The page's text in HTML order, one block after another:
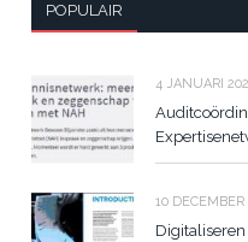
POPULAIR
4 JANUARI
10 DECEMBER